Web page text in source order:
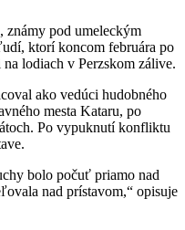
známy pod umeleckým
ktorí koncom februára po
lodiach v Perzskom zálive.
ako vedúci hudobného
mesta Kataru, po
Po vypuknutí konfliktu
bolo počuť priamo nad
nad prístavom,“ opisuje